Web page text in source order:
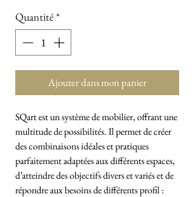
Quantité*
Ajouter dans mon panier
SQart est un système de mobilier, offrant une
multitude de possibilités. Il permet de créer
des combinaisons idéales et pratiques
parfaitement adaptées aux différents espaces,
d’atteindre des objectifs divers et variés et de
répondre aux besoins de différents profil :